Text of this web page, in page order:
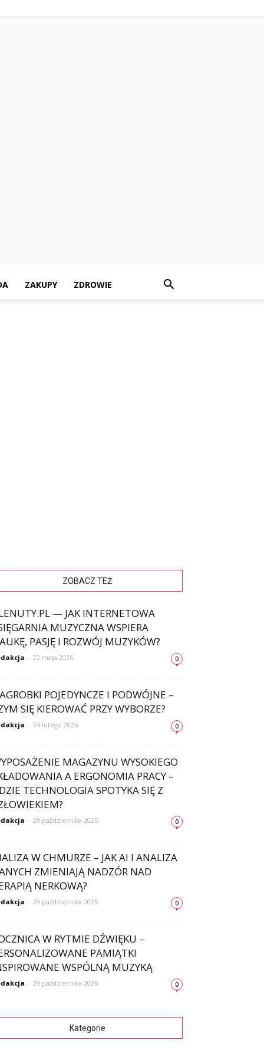
ZAKUPY ZDROWIE
ZOBACZ TEŻ
— JAK INTERNETOWA
MUZYCZNA WSPIERA
PASJĘ I ROZWÓJ MUZYKÓW?
- 22 maja 2026 0
POJEDYNCZE I PODWÓJNE –
SIĘ KIEROWAĆ PRZY WYBORZE?
- 24 lutego 2026 0
MAGAZYNU WYSOKIEGO
A ERGONOMIA PRACY –
TECHNOLOGIA SPOTYKA SIĘ Z
- 29 października 2025 0
W CHMURZE – JAK AI I ANALIZA
ZMIENIAJĄ NADZÓR NAD
NERKOWĄ?
- 29 października 2025 0
W RYTMIE DŹWIĘKU –
PAMIĄTKI
WSPÓLNĄ MUZYKĄ
- 29 października 2025 0
Kategorie